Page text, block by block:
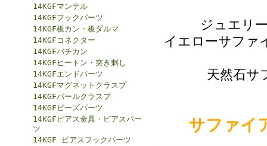
14KGFマンテル
14KGFフックパーツ
14KGF板カン・板ダルマ
14KGFコネクター
14KGFバチカン
14KGFヒートン・突き刺し
14KGFエンドパーツ
14KGFマグネットクラスプ
14KGFパールクラスプ
14KGFビーズパーツ
14KGFピアス金具・ピアスパー
ツ
14KGF ピアスフックパーツ
ジュエリ
イエローサファ
天然石サ
サファイ